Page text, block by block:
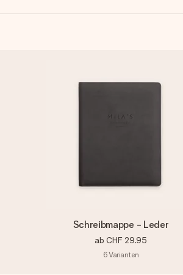
Schreibmappe - Leder
ab CHF 29.95
6Varianten